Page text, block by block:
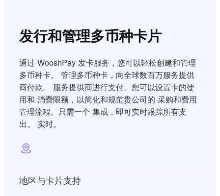
发行和管理多币种卡片
通过 WooshPay 发卡服务，您可以轻松创建和管理
多币种卡。 管理多币种卡，向全球数百万服务提供
商付款。 服务提供商进行支付。您可以设置卡的使
用和 消费限额，以简化和规范贵公司的 采购和费用
管理流程。只需一个 集成，即可实时跟踪所有支
出。 实时。
地区与卡片支持